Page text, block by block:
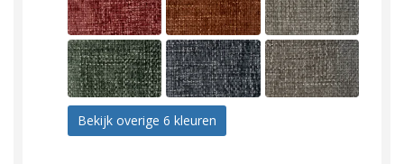
Bekijk overige 6 kleuren